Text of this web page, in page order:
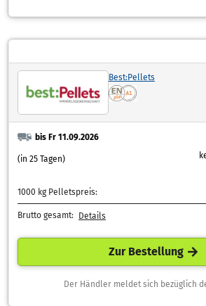
Best:Pellets
bis Fr 11.09.2026
(in 25 Tagen)
1000 kg Pelletspreis:
Brutto gesamt: Details
Zur Bestellung
Der Händler meldet sich bezüglich